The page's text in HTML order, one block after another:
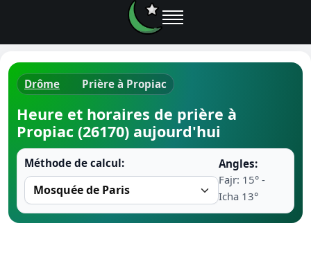
Ramadan
Drôme Prière à Propiac
Heure et horaires de prière à
Propiac (26170) aujourd'hui
Méthode de calcul:
Angles:
Fajr: 15° -
Icha 13°